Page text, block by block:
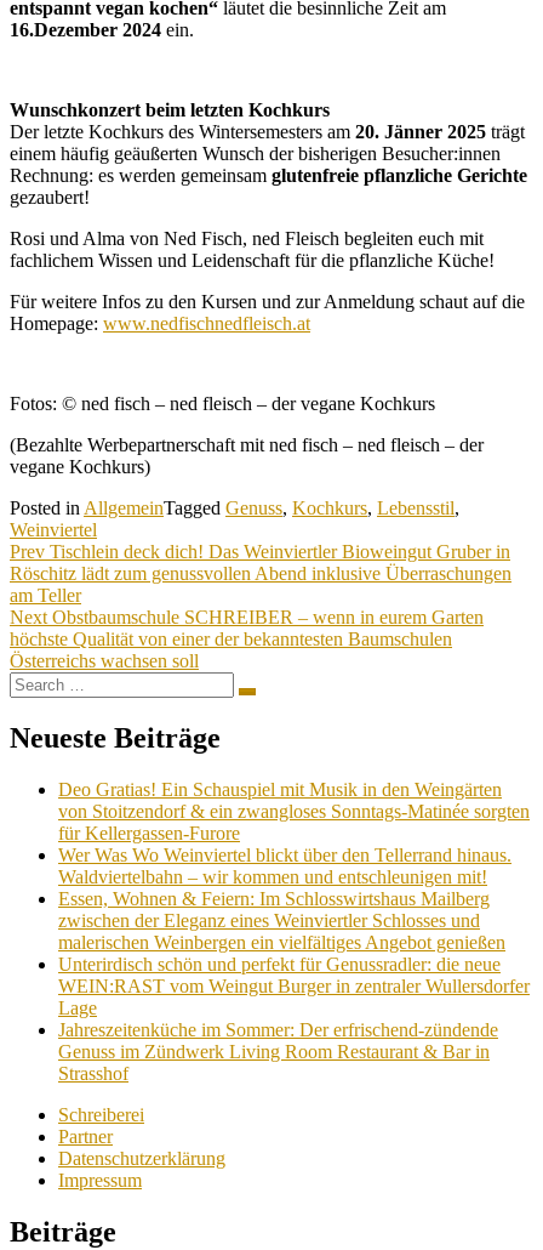
entspannt vegan kochen“ läutet die besinnliche Zeit am
16.Dezember 2024 ein.
Wunschkonzert beim letzten Kochkurs
Der letzte Kochkurs des Wintersemesters am 20. Jänner 2025 trägt
einem häufig geäußerten Wunsch der bisherigen Besucher:innen
Rechnung: es werden gemeinsam glutenfreie pflanzliche Gerichte
gezaubert!
Rosi und Alma von Ned Fisch, ned Fleisch begleiten euch mit
fachlichem Wissen und Leidenschaft für die pflanzliche Küche!
Für weitere Infos zu den Kursen und zur Anmeldung schaut auf die
Homepage: www.nedfischnedfleisch.at
Fotos: © ned fisch – ned fleisch – der vegane Kochkurs
(Bezahlte Werbepartnerschaft mit ned fisch – ned fleisch – der
vegane Kochkurs)
Posted in AllgemeinTagged Genuss, Kochkurs, Lebensstil,
Weinviertel
Beitragsnavigation
Prev Tischlein deck dich! Das Weinviertler Bioweingut Gruber in
Röschitz lädt zum genussvollen Abend inklusive Überraschungen
am Teller
Next Obstbaumschule SCHREIBER – wenn in eurem Garten
höchste Qualität von einer der bekanntesten Baumschulen
Österreichs wachsen soll
Search
for:
Search
Neueste Beiträge
Deo Gratias! Ein Schauspiel mit Musik in den Weingärten
von Stoitzendorf & ein zwangloses Sonntags-Matinée sorgten
für Kellergassen-Furore
Wer Was Wo Weinviertel blickt über den Tellerrand hinaus.
Waldviertelbahn – wir kommen und entschleunigen mit!
Essen, Wohnen & Feiern: Im Schlosswirtshaus Mailberg
zwischen der Eleganz eines Weinviertler Schlosses und
malerischen Weinbergen ein vielfältiges Angebot genießen
Unterirdisch schön und perfekt für Genussradler: die neue
WEIN:RAST vom Weingut Burger in zentraler Wullersdorfer
Lage
Jahreszeitenküche im Sommer: Der erfrischend-zündende
Genuss im Zündwerk Living Room Restaurant & Bar in
Strasshof
Schreiberei
Partner
Datenschutzerklärung
Impressum
Beiträge